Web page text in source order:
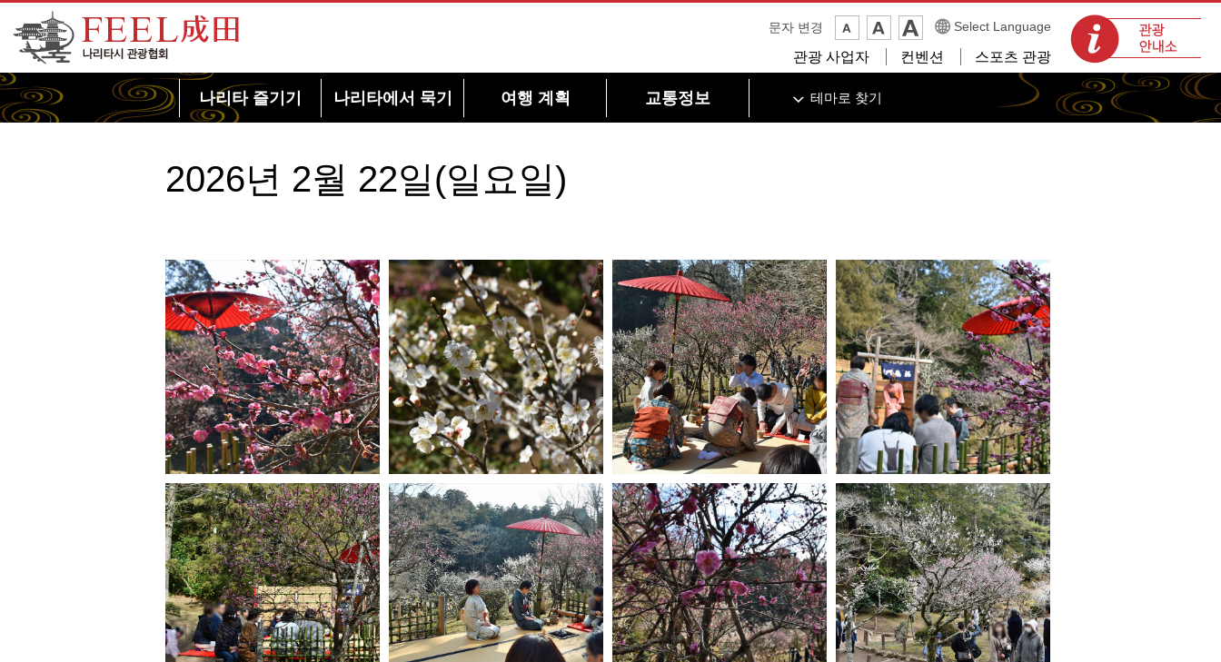
FEEL 나리타 나리타시 관광협회
관광 안내소
문자 변경 Select Language
관광 사업자 컨벤션 스포츠 관광
나리타 즐기기 나리타에서 묵기 여행 계획 교통정보 테마로 찾기
2026년 2월 22일(일요일)